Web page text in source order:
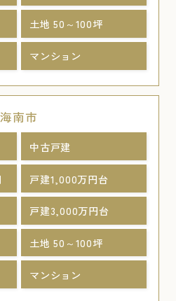
土地 50～100坪
マンション
海南市
中古戸建
戸建1,000万円台
戸建3,000万円台
土地 50～100坪
マンション